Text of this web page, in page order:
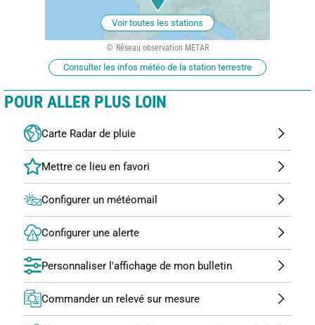
Voir toutes les stations
Réseau observation METAR
Consulter les infos météo de la station terrestre
POUR ALLER PLUS LOIN
Carte Radar de pluie
Configurer un météomail
Configurer une alerte
Personnaliser l'affichage de mon bulletin
Commander un relevé sur mesure